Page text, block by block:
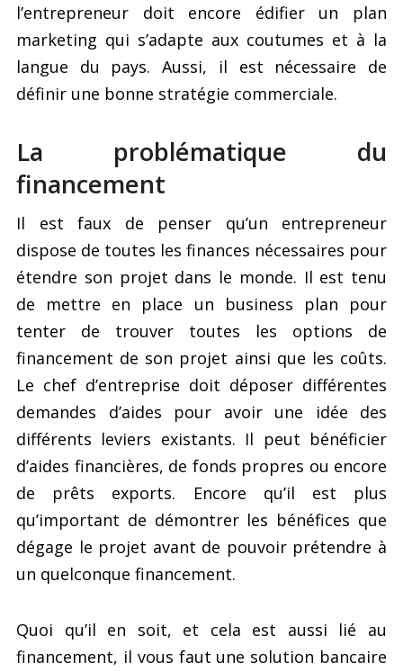
l’entrepreneur doit encore édifier un plan
marketing qui s’adapte aux coutumes et à la
langue du pays. Aussi, il est nécessaire de
définir une bonne stratégie commerciale.
La problématique du
financement
Il est faux de penser qu’un entrepreneur
dispose de toutes les finances nécessaires pour
étendre son projet dans le monde. Il est tenu
de mettre en place un business plan pour
tenter de trouver toutes les options de
financement de son projet ainsi que les coûts.
Le chef d’entreprise doit déposer différentes
demandes d’aides pour avoir une idée des
différents leviers existants. Il peut bénéficier
d’aides financières, de fonds propres ou encore
de prêts exports. Encore qu’il est plus
qu’important de démontrer les bénéfices que
dégage le projet avant de pouvoir prétendre à
un quelconque financement.
Quoi qu’il en soit, et cela est aussi lié au
financement, il vous faut une solution bancaire